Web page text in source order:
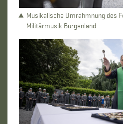
Musikalische Umrahmnung des
Militärmusik Burgenland